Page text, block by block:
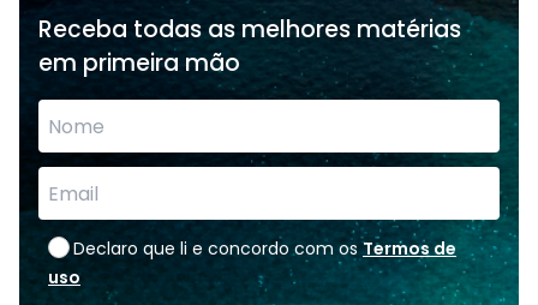
Receba todas as melhores matérias
em primeira mão
Declaro que li e concordo com os Termos de
uso